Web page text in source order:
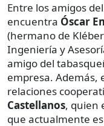
Entre los amigos
encuentra Óscar
(hermano de
Ingeniería y
amigo del
empresa. Además,
relaciones
Castellanos, quien
que actualmente